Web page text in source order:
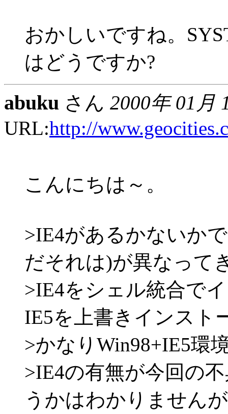
おかしいですね。
はどうですか?
abuku さん 2000年 01月
URL:http://
こんにちは～。
>IE4があるかないか
だそれは)が異なって
>IE4をシェル統合で
IE5を上書きインスト
>かなりWin98+IE5環
>IE4の有無が今回の
うかはわかりません